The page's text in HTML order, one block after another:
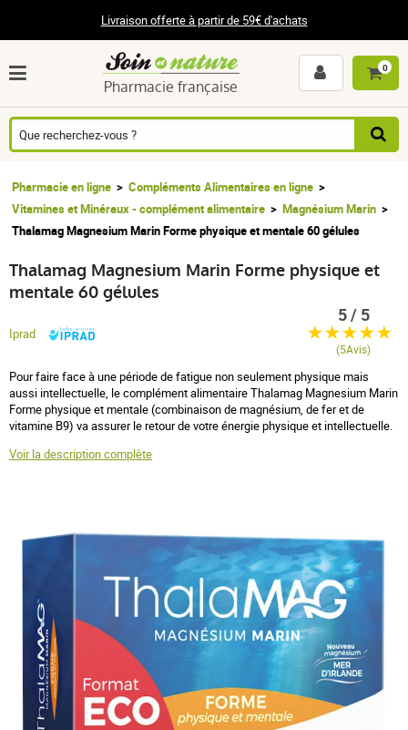
Livraison offerte à partir de 59€ d'achats
Pharmacie française
0
Pharmacie en ligne
Compléments Alimentaires en ligne
Vitamines et Minéraux - complément alimentaire
Magnésium Marin
Thalamag Magnesium Marin Forme physique et mentale 60 gélules
Thalamag Magnesium Marin Forme physique et
mentale 60 gélules
Iprad
Pour faire face à une période de fatigue non seulement physique mais
aussi intellectuelle, le complément alimentaire Thalamag Magnesium Marin
Forme physique et mentale (combinaison de magnésium, de fer et de
vitamine B9) va assurer le retour de votre énergie physique et intellectuelle.
Voir la description complète
5 / 5
(5Avis)